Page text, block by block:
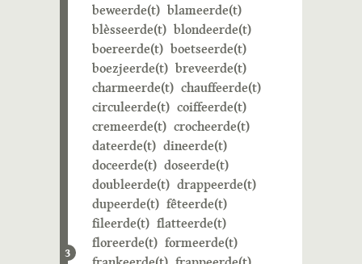
3
beweerde(t) blameerde(t)
blèsseerde(t) blondeerde(t)
boereerde(t) boetseerde(t)
boezjeerde(t) breveerde(t)
charmeerde(t) chauffeerde(t)
circuleerde(t) coiffeerde(t)
cremeerde(t) crocheerde(t)
dateerde(t) dineerde(t)
doceerde(t) doseerde(t)
doubleerde(t) drappeerde(t)
dupeerde(t) fêteerde(t)
fileerde(t) flatteerde(t)
floreerde(t) formeerde(t)